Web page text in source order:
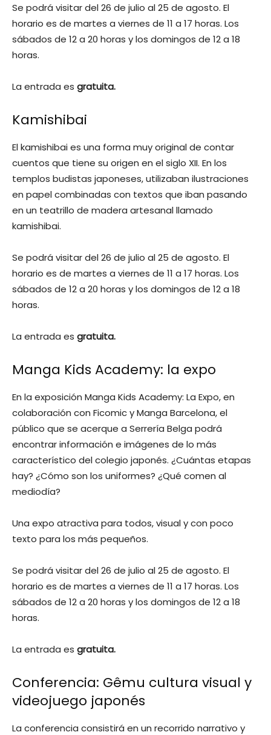
Se podrá visitar del 26 de julio al 25 de agosto. El
horario es de martes a viernes de 11 a 17 horas. Los
sábados de 12 a 20 horas y los domingos de 12 a 18
horas.
La entrada es gratuita.
Kamishibai
El kamishibai es una forma muy original de contar
cuentos que tiene su origen en el siglo XII. En los
templos budistas japoneses, utilizaban ilustraciones
en papel combinadas con textos que iban pasando
en un teatrillo de madera artesanal llamado
kamishibai.
Se podrá visitar del 26 de julio al 25 de agosto. El
horario es de martes a viernes de 11 a 17 horas. Los
sábados de 12 a 20 horas y los domingos de 12 a 18
horas.
La entrada es gratuita.
Manga Kids Academy: la expo
En la exposición Manga Kids Academy: La Expo, en
colaboración con Ficomic y Manga Barcelona, el
público que se acerque a Serrería Belga podrá
encontrar información e imágenes de lo más
característico del colegio japonés. ¿Cuántas etapas
hay? ¿Cómo son los uniformes? ¿Qué comen al
mediodía?
Una expo atractiva para todos, visual y con poco
texto para los más pequeños.
Se podrá visitar del 26 de julio al 25 de agosto. El
horario es de martes a viernes de 11 a 17 horas. Los
sábados de 12 a 20 horas y los domingos de 12 a 18
horas.
La entrada es gratuita.
Conferencia: Gêmu cultura visual y
videojuego japonés
La conferencia consistirá en un recorrido narrativo y